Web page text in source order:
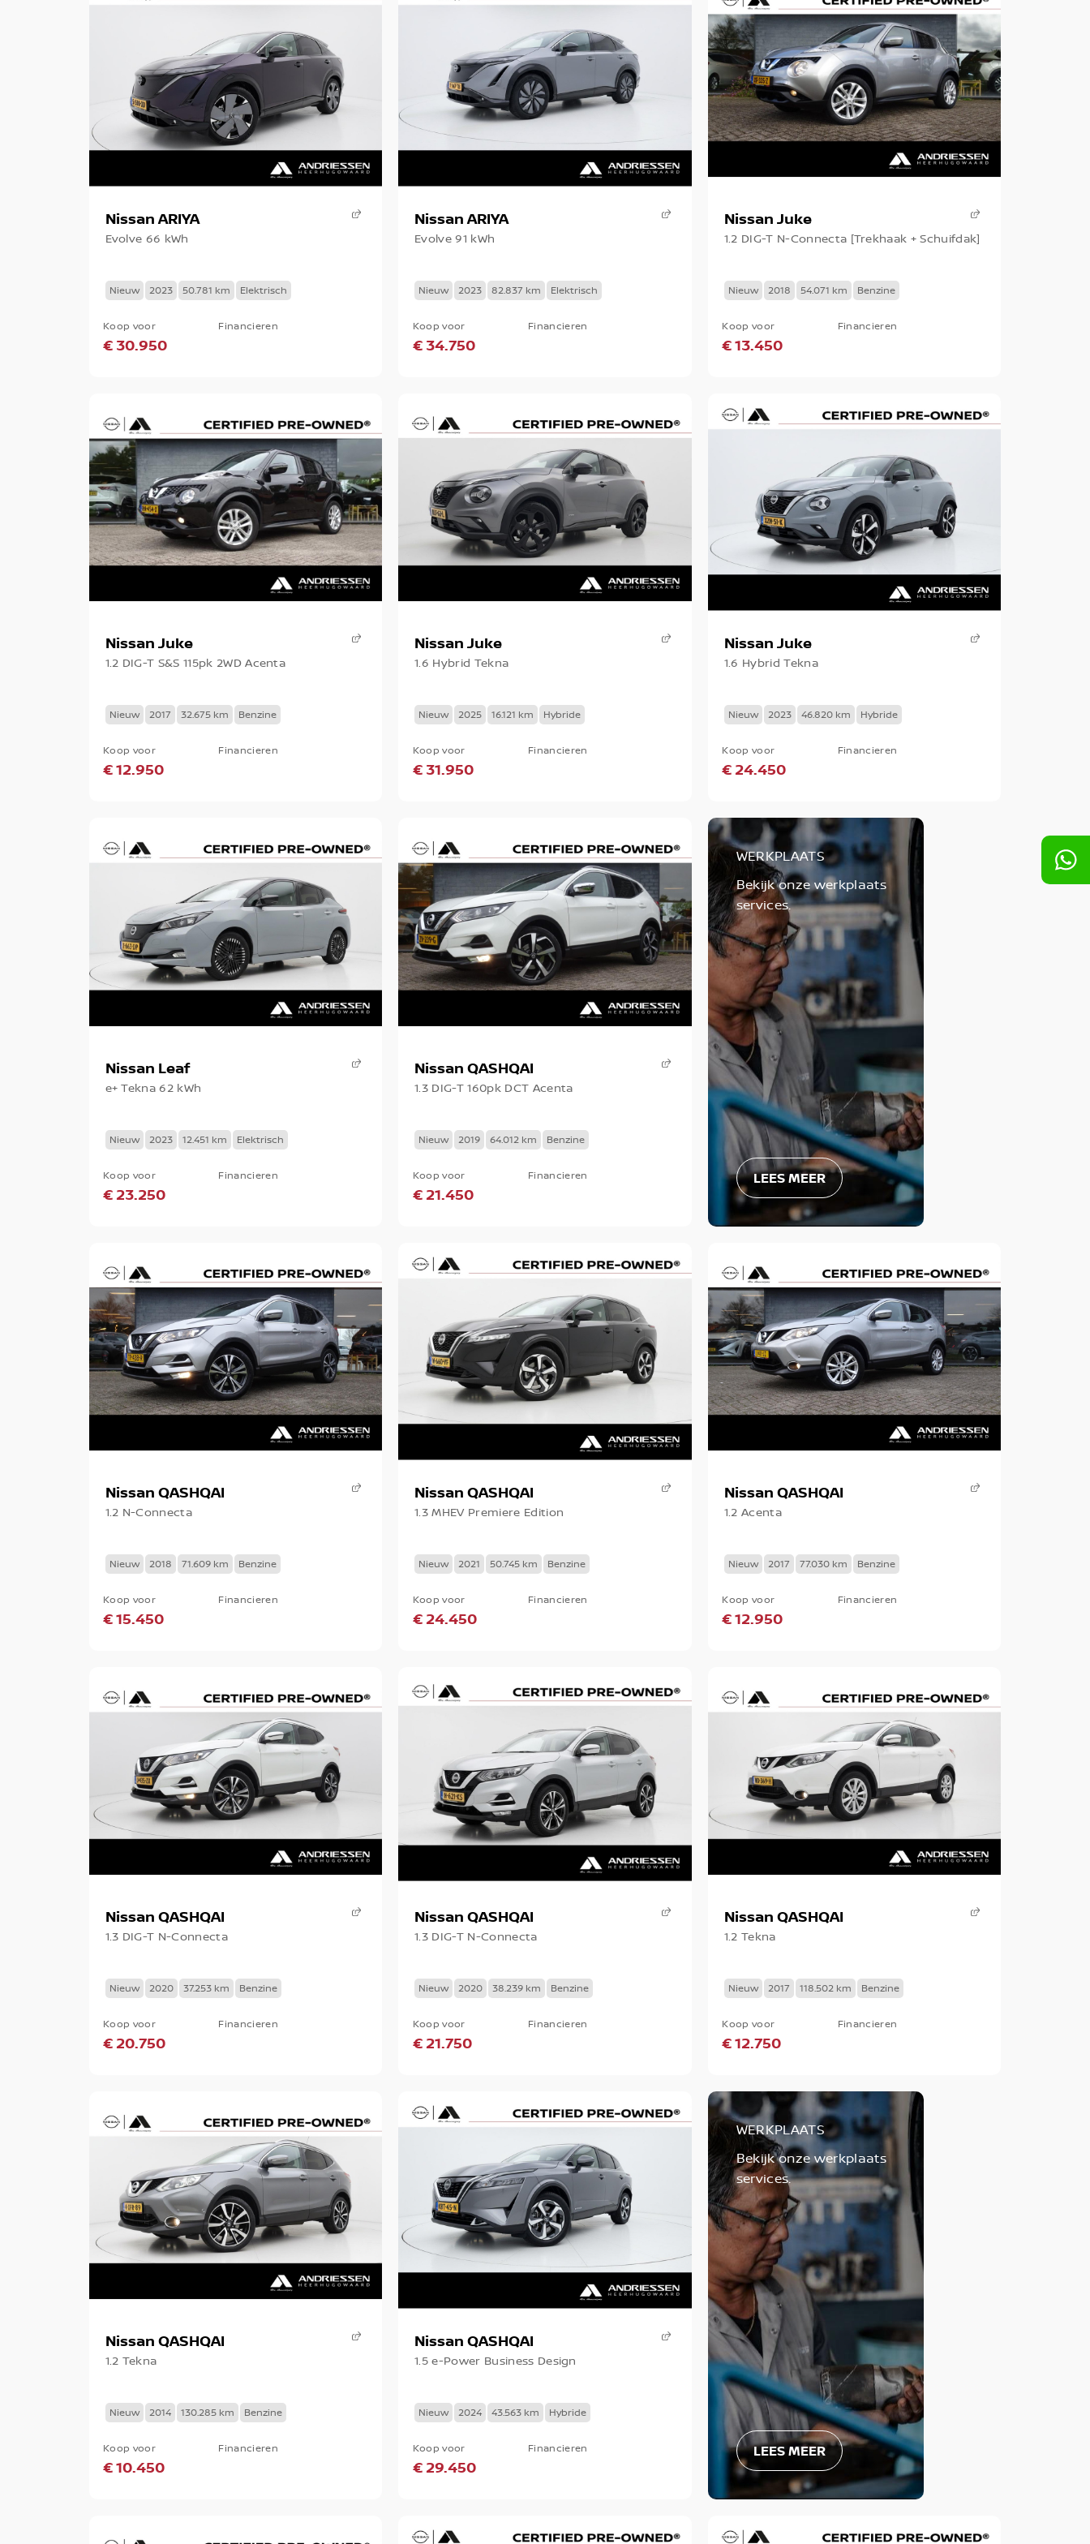
Nissan ARIYA
Evolve 66 kWh
Nieuw 2023 50.781 km Elektrisch
Koop voor
€ 30.950
Financieren
Nissan ARIYA
Evolve 91 kWh
Nieuw 2023 82.837 km Elektrisch
Koop voor
€ 34.750
Financieren
Nissan Juke
1.2 DIG-T N-Connecta [Trekhaak + Schuifdak]
Nieuw 2018 54.071 km Benzine
Koop voor
€ 13.450
Financieren
Nissan Juke
1.2 DIG-T S&S 115pk 2WD Acenta
Nieuw 2017 32.675 km Benzine
Koop voor
€ 12.950
Financieren
Nissan Juke
1.6 Hybrid Tekna
Nieuw 2025 16.121 km Hybride
Koop voor
€ 31.950
Financieren
Nissan Juke
1.6 Hybrid Tekna
Nieuw 2023 46.820 km Hybride
Koop voor
€ 24.450
Financieren
Nissan Leaf
e+ Tekna 62 kWh
Nieuw 2023 12.451 km Elektrisch
Koop voor
€ 23.250
Financieren
Nissan QASHQAI
1.3 DIG-T 160pk DCT Acenta
Nieuw 2019 64.012 km Benzine
Koop voor
€ 21.450
Financieren
WERKPLAATS
Bekijk onze werkplaats
services.
LEES MEER
Nissan QASHQAI
1.2 N-Connecta
Nieuw 2018 71.609 km Benzine
Koop voor
€ 15.450
Financieren
Nissan QASHQAI
1.3 MHEV Premiere Edition
Nieuw 2021 50.745 km Benzine
Koop voor
€ 24.450
Financieren
Nissan QASHQAI
1.2 Acenta
Nieuw 2017 77.030 km Benzine
Koop voor
€ 12.950
Financieren
Nissan QASHQAI
1.3 DIG-T N-Connecta
Nieuw 2020 37.253 km Benzine
Koop voor
€ 20.750
Financieren
Nissan QASHQAI
1.3 DIG-T N-Connecta
Nieuw 2020 38.239 km Benzine
Koop voor
€ 21.750
Financieren
Nissan QASHQAI
1.2 Tekna
Nieuw 2017 118.502 km Benzine
Koop voor
€ 12.750
Financieren
Nissan QASHQAI
1.2 Tekna
Nieuw 2014 130.285 km Benzine
Koop voor
€ 10.450
Financieren
Nissan QASHQAI
1.5 e-Power Business Design
Nieuw 2024 43.563 km Hybride
Koop voor
€ 29.450
Financieren
WERKPLAATS
Bekijk onze werkplaats
services.
LEES MEER